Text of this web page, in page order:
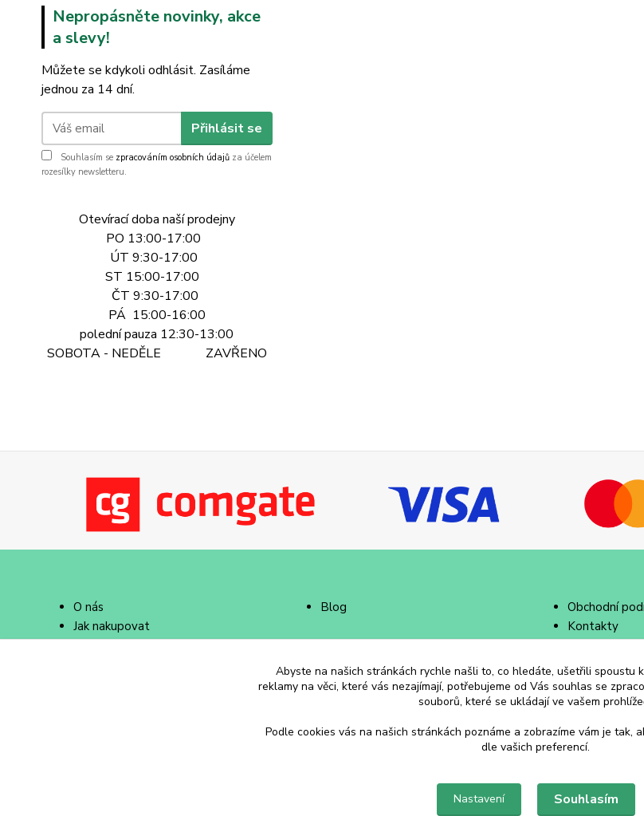
Nepropásněte novinky, akce
a slevy!
Můžete se kdykoli odhlásit. Zasíláme
jednou za 14 dní.
Přihlásit se
Souhlasím se zpracováním osobních údajů za účelem
rozesílky newsletteru.
Otevírací doba naší prodejny
PO 13:00-17:00
ÚT 9:30-17:00
ST 15:00-17:00
ČT 9:30-17:00
PÁ 15:00-16:00
polední pauza 12:30-13:00
SOBOTA - NEDĚLE ZAVŘENO
O nás
Jak nakupovat
Doprava a platba
Blog
Obchodní
Kontakty
Abyste na našich stránkách rychle našli to, co hledáte, ušetřili spoustu
reklamy na věci, které vás nezajímají, potřebujeme od Vás souhlas se
souborů, které se ukládají ve vašem
Podle cookies vás na našich stránkách poznáme a zobrazíme vám je tak,
dle vašich preferencí.
Nastavení Souhlasím